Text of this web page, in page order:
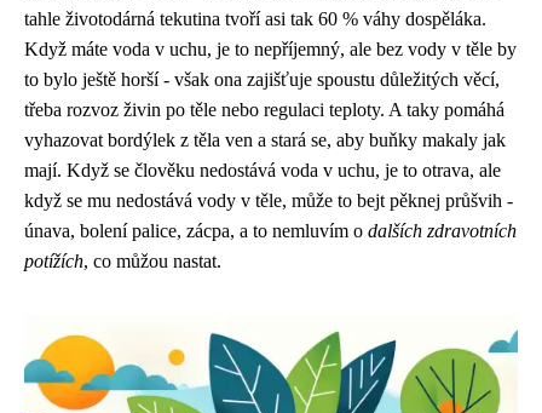
tahle životodárná tekutina tvoří asi tak 60 % váhy dospěláka.
Když máte voda v uchu, je to nepříjemný, ale bez vody v těle by
to bylo ještě horší - však ona zajišťuje spoustu důležitých věcí,
třeba rozvoz živin po těle nebo regulaci teploty. A taky pomáhá
vyhazovat bordýlek z těla ven a stará se, aby buňky makaly jak
mají. Když se člověku nedostává voda v uchu, je to otrava, ale
když se mu nedostává vody v těle, může to bejt pěknej průšvih -
únava, bolení palice, zácpa, a to nemluvím o dalších zdravotních
potížích, co můžou nastat.